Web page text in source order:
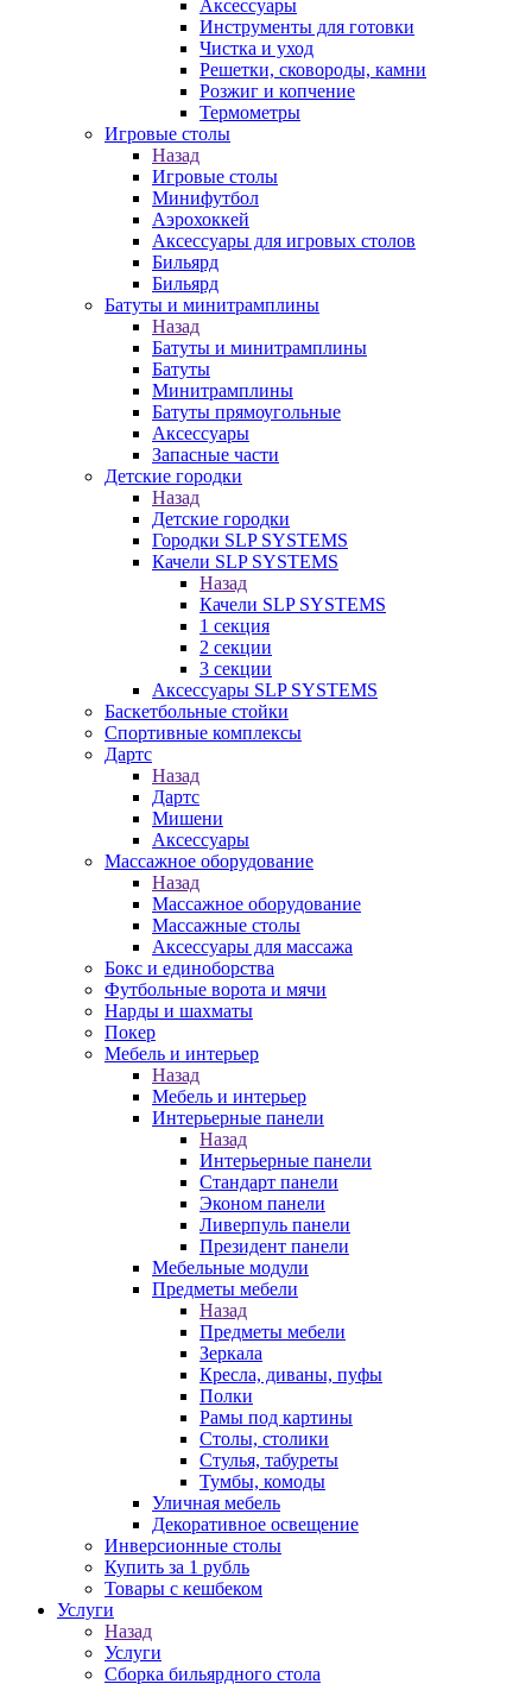
Аксессуары
Инструменты для готовки
Чистка и уход
Решетки, сковороды, камни
Розжиг и копчение
Термометры
Игровые столы
Назад
Игровые столы
Минифутбол
Аэрохоккей
Аксессуары для игровых столов
Бильяpд
Бильяpд
Батуты и минитрамплины
Назад
Батуты и минитрамплины
Батуты
Минитрамплины
Батуты прямоугольные
Аксессуары
Запасные части
Детские городки
Назад
Детские городки
Городки SLP SYSTEMS
Качели SLP SYSTEMS
Назад
Качели SLP SYSTEMS
1 секция
2 секции
3 секции
Аксессуары SLP SYSTEMS
Баскетбольные стойки
Спортивные комплексы
Дартс
Назад
Дартс
Мишени
Аксессуары
Массажное оборудование
Назад
Массажное оборудование
Массажные столы
Аксессуары для массажа
Бокс и единоборства
Футбольные ворота и мячи
Нарды и шахматы
Покер
Мебель и интерьер
Назад
Мебель и интерьер
Интерьерные панели
Назад
Интерьерные панели
Стандарт панели
Эконом панели
Ливерпуль панели
Президент панели
Мебельные модули
Предметы мебели
Назад
Предметы мебели
Зеркала
Кресла, диваны, пуфы
Полки
Рамы под картины
Столы, столики
Стулья, табуреты
Тумбы, комоды
Уличная мебель
Декоративное освещение
Инверсионные столы
Купить за 1 рубль
Товары с кешбеком
Услуги
Назад
Услуги
Сборка бильярдного стола